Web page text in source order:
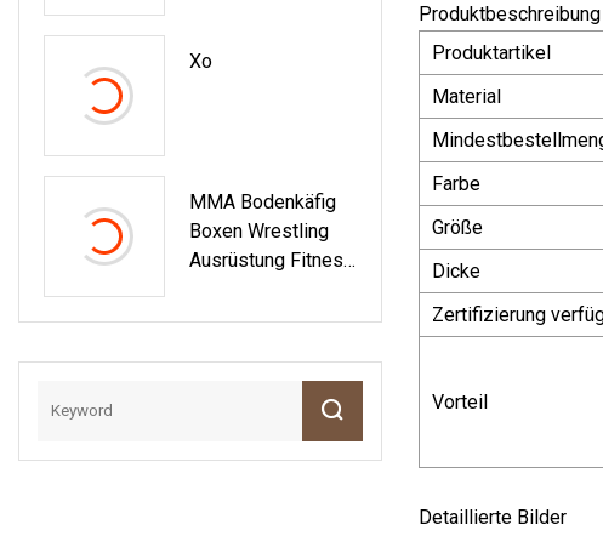
Xo
MMA Bodenkäfig
Boxen Wrestling
Ausrüstung Fitness
Produktbeschreibung
Produktartikel
Material
Farbe
Größe
Dicke
Zertifizierung
Vorteil
Detaillierte Bilder